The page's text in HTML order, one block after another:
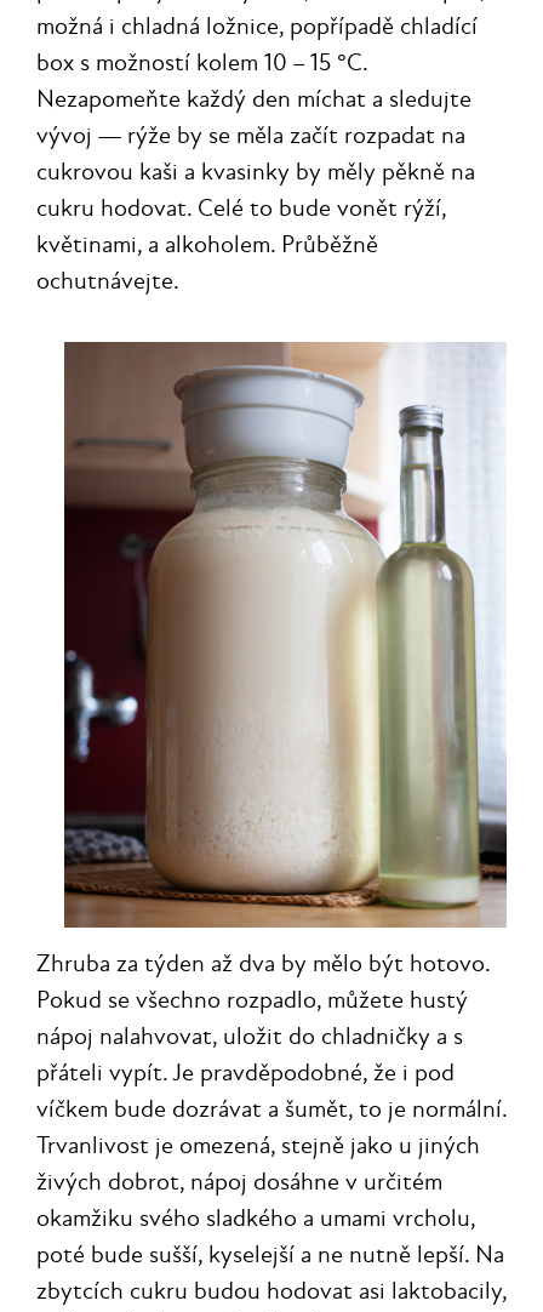
možná i chladná ložnice, popřípadě chladící
box s možností kolem 10 – 15 °C.
Nezapomeňte každý den míchat a sledujte
vývoj — rýže by se měla začít rozpadat na
cukrovou kaši a kvasinky by měly pěkně na
cukru hodovat. Celé to bude vonět rýží,
květinami, a alkoholem. Průběžně
ochutnávejte.
Zhruba za týden až dva by mělo být hotovo.
Pokud se všechno rozpadlo, můžete hustý
nápoj nalahvovat, uložit do chladničky a s
přáteli vypít. Je pravděpodobné, že i pod
víčkem bude dozrávat a šumět, to je normální.
Trvanlivost je omezená, stejně jako u jiných
živých dobrot, nápoj dosáhne v určitém
okamžiku svého sladkého a umami vrcholu,
poté bude sušší, kyselejší a ne nutně lepší. Na
zbytcích cukru budou hodovat asi laktobacily,